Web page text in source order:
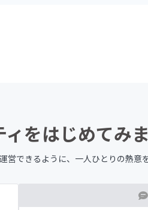
をはじめてみ
営できるように、 一人ひとりの熱意